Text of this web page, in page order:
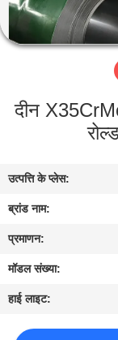
हमारे
बारे
गुणवत्ता
नियंत्रण
संपर्क
दीन
उत्पत्ति के प्लेस:
ब्रांड नाम:
प्रमाणन:
मॉडल संख्या:
हाई लाइट: